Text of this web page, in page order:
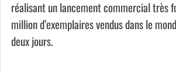
réalisant un lancement commercial très
million d’exemplaires vendus dans le
deux jours.